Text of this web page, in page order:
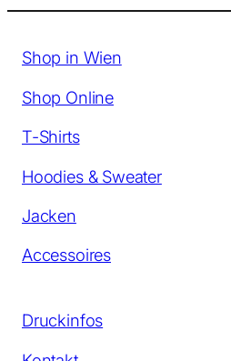
Shop in Wien
Shop Online
T-Shirts
Hoodies & Sweater
Jacken
Accessoires
Druckinfos